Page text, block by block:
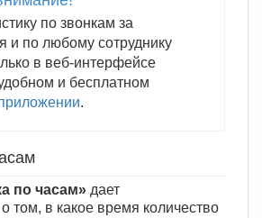
по звонкам за
и по любому сотруднику
в веб-интерфейсе
и бесплатном
.
по часам» дает
том, в какое время количество